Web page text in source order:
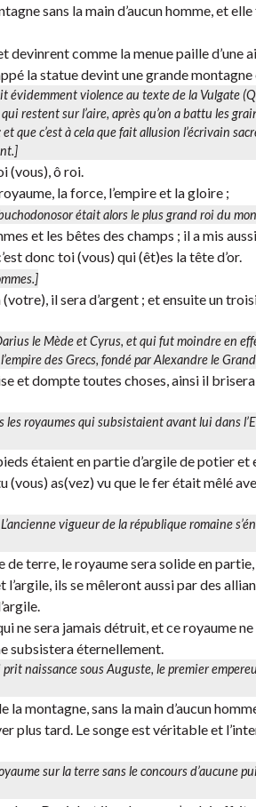
sans la main d’aucun homme, et
devinrent comme la menue paille d’une
la statue devint une grande
évidemment violence au texte de la Vulgate (
restent sur l’aire, après qu’on a battu les
que c’est à cela que fait allusion l’écrivain
.]
(vous), ô roi.
la force, l’empire et la gloire ;
était alors le plus grand roi du
et les bêtes des champs ; il a mis
donc toi (vous) qui (êt)es la tête d’or.
il sera d’argent ; et ensuite un
le Mède et Cyrus, et qui fut moindre en
des Grecs, fondé par Alexandre le
et dompte toutes choses, ainsi il
royaumes qui subsistaient avant lui dans
étaient en partie d’argile de potier et
as(vez) vu que le fer était mêlé
vigueur de la république romaine
terre, le royaume sera solide en
ils se mêleront aussi par des
ne sera jamais détruit, et ce royaume
subsistera éternellement.
naissance sous Auguste, le premier
montagne, sans la main d’aucun
plus tard. Le songe est véritable et
sur la terre sans le concours d’aucune